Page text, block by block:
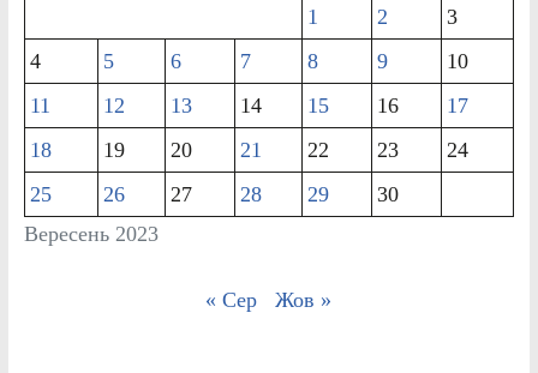
Вересень 2023
1
2
3
4
5 6 7 8 9
10
11
12 13 14 15 16
17
18
19 20 21 22 23
24
25
26 27 28 29 30
« Сер Жов »